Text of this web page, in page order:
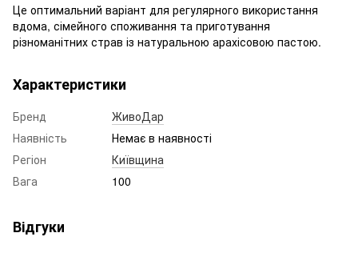
Це оптимальний варіант для регулярного використання
вдома, сімейного споживання та приготування
різноманітних страв із натуральною арахісовою пастою.
Характеристики
Бренд
ЖивоДар
Наявність
Немає в наявності
Регіон
Київщина
Вага
100
Відгуки